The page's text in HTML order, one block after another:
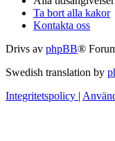
Ta bort alla kakor
Kontakta oss
Drivs av phpBB®
Swedish translation by
Integritetspolicy |